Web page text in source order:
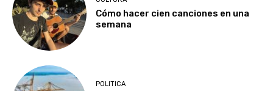
Cómo hacer cien canciones en una
semana
POLITICA